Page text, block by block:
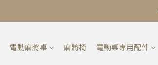
電動麻將桌 麻將椅 電動桌專用配件